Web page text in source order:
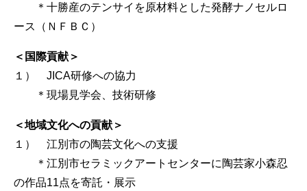
＊十勝産のテンサイを原材料とした発酵ナノセルロ
ース（ＮＦＢＣ）
＜国際貢献＞
１） JICA研修への協力
＊現場見学会、技術研修
＜地域文化への貢献＞
１） 江別市の陶芸文化への支援
＊江別市セラミックアートセンターに陶芸家小森忍
の作品11点を寄託・展示